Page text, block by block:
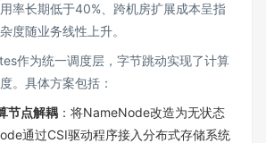
率长期低于40%、跨机房扩展成本呈指
度随业务线性上升。
作为统一调度层，字节跳动实现了计算
。具体方案包括：
节点解耦 ：将NameNode改造为无状态
通过CSI驱动程序接入分布式存储系统